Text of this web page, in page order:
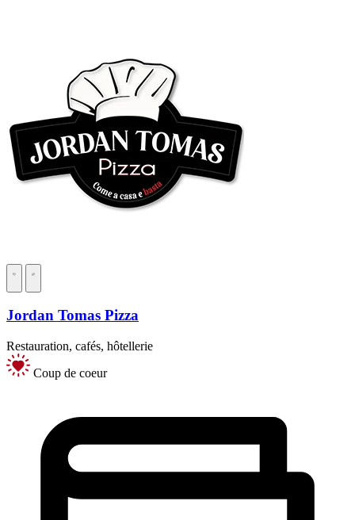
Jordan Tomas Pizza
Restauration, cafés, hôtellerie
Coup de coeur